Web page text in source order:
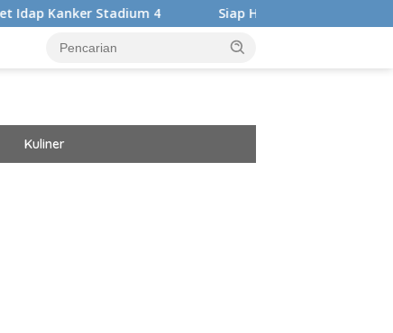
4 Siap Harumkan Nama Bangsa, Audrey
Kuliner